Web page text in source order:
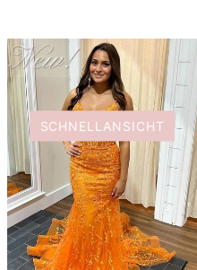
SCHNELLANSICHT